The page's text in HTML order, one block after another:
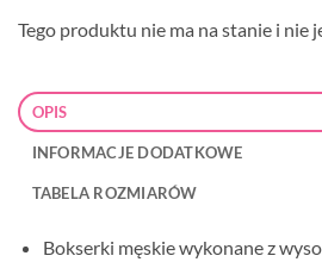
Tego produktu nie ma na stanie i nie
OPIS
INFORMACJE DODATKOWE
TABELA ROZMIARÓW
Bokserki męskie wykonane z